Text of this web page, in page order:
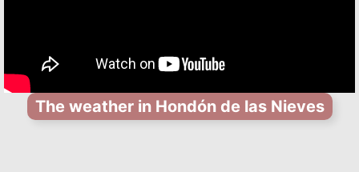
The weather in Hondón de las Nieves